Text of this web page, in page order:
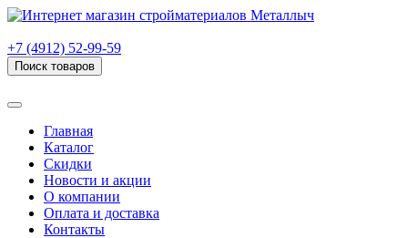
+7 (4912) 52-99-59
Поиск товаров
Главная
Каталог
Скидки
Новости и акции
О компании
Оплата и доставка
Контакты